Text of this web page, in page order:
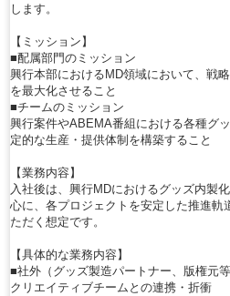
します。
【ミッション】
■配属部門のミッション
興行本部におけるMD領域において、戦
を最大化させること
■チームのミッション
興行案件やABEMA番組における各種グ
定的な生産・提供体制を構築すること
【業務内容】
入社後は、興行MDにおけるグッズ内製
心に、各プロジェクトを安定した推進軌
ただく想定です。
【具体的な業務内容】
■社外（グッズ製造パートナー、版権元
クリエイティブチームとの連携・折衝